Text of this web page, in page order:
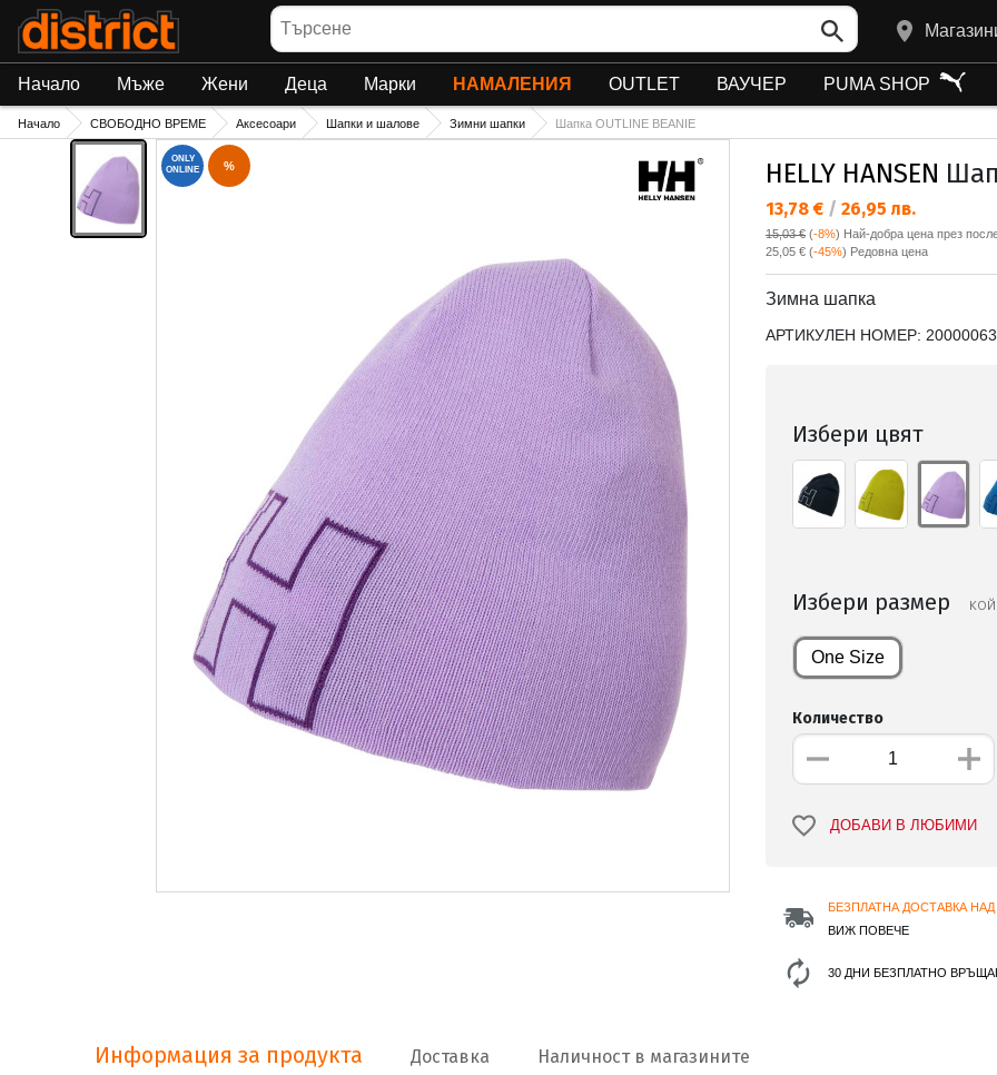
Търсене
Начало Мъже Жени Деца Марки НАМАЛЕНИЯ OUTLET ВАУЧЕР PUMA SHOP
Начало СВОБОДНО ВРЕМЕ Аксесоари Шапки и шалове Зимни шапки Шапка OUTLINE BEANIE
ONLY
ONLINE
% HELLY HANSEN
Текуща цена:
13,78 € / 26,95 лв.
15,03 € (-8%) Най-добра цена през
Редовна цена:
25,05 € (-45%) Редовна цена
Зимна шапка
АРТИКУЛЕН НОМЕР:
Избери цвят
Избери размер
One Size
Количество
ДОБАВИ В ЛЮБИМИ
БЕЗПЛАТНА ДОСТАВКА НАД
ВИЖ ПОВЕЧЕ
30 ДНИ БЕЗПЛАТНО
Информация за продукта
Доставка Наличност в магазините